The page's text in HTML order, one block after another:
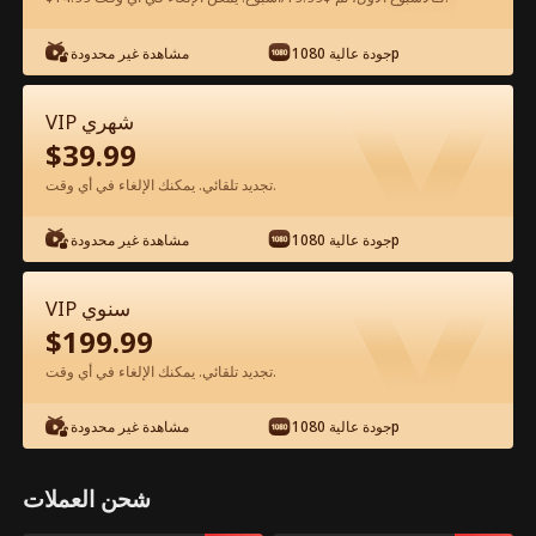
شاهد مجانًا في التطبيق
الحلقة 44 - عودة ملك الخلود انتقامي مع
مديرة شركتي الفيلم كامل
1-50 51-87
44 45 46 47 48
مشاهدة غير محدودة جودة عالية 1080p
VIP شهري
$39.99
تجديد تلقائي. يمكنك الإلغاء في أي وقت.
مشاهدة غير محدودة جودة عالية 1080p
VIP سنوي
$199.99
تجديد تلقائي. يمكنك الإلغاء في أي وقت.
مشاهدة غير محدودة جودة عالية 1080p
شحن العملات